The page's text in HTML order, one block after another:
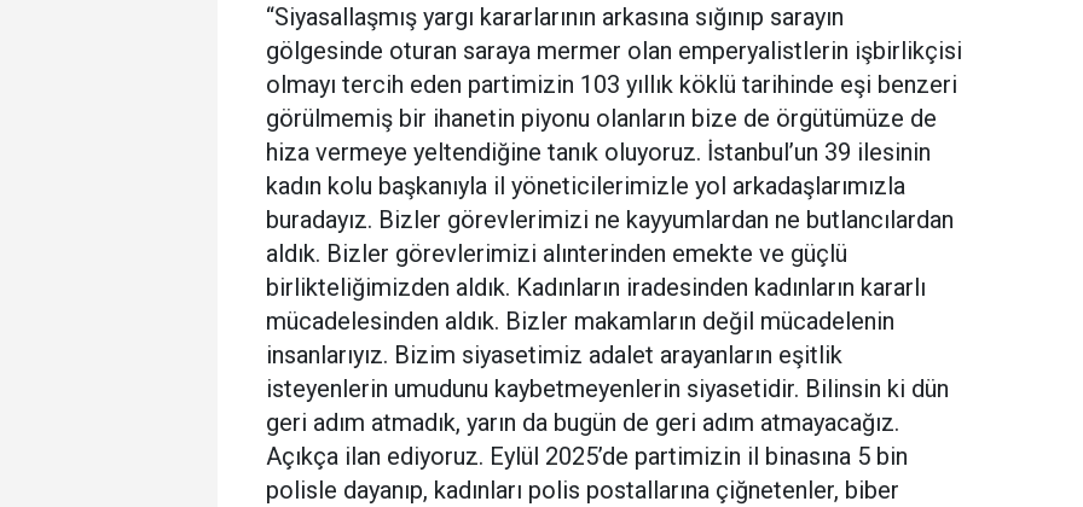
“Siyasallaşmış yargı kararlarının arkasına sığınıp sarayın
gölgesinde oturan saraya mermer olan emperyalistlerin işbirlikçisi
olmayı tercih eden partimizin 103 yıllık köklü tarihinde eşi benzeri
görülmemiş bir ihanetin piyonu olanların bize de örgütümüze de
hiza vermeye yeltendiğine tanık oluyoruz. İstanbul’un 39 ilesinin
kadın kolu başkanıyla il yöneticilerimizle yol arkadaşlarımızla
buradayız. Bizler görevlerimizi ne kayyumlardan ne butlancılardan
aldık. Bizler görevlerimizi alınterinden emekte ve güçlü
birlikteliğimizden aldık. Kadınların iradesinden kadınların kararlı
mücadelesinden aldık. Bizler makamların değil mücadelenin
insanlarıyız. Bizim siyasetimiz adalet arayanların eşitlik
isteyenlerin umudunu kaybetmeyenlerin siyasetidir. Bilinsin ki dün
geri adım atmadık, yarın da bugün de geri adım atmayacağız.
Açıkça ilan ediyoruz. Eylül 2025’de partimizin il binasına 5 bin
polisle dayanıp, kadınları polis postallarına çiğnetenler, biber